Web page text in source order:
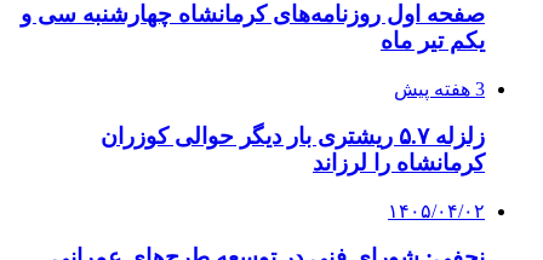
صفحه اول روزنامه‌های کرمانشاه چهارشنبه سی و
یکم تیر ماه
3 هفته پیش
زلزله ۵.۷ ریشتری بار دیگر حوالی کوزران
کرمانشاه را لرزاند
۱۴۰۵/۰۴/۰۲